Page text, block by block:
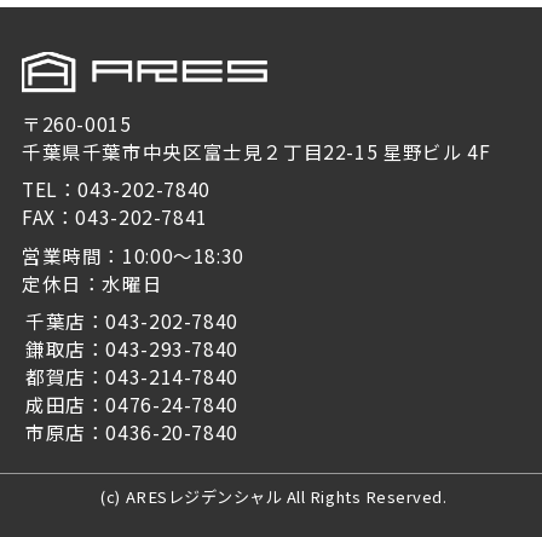
〒260-0015
千葉県千葉市中央区富士見２丁目22-15 星野ビル 4F
TEL：043-202-7840
FAX：043-202-7841
営業時間：10:00～18:30
定休日：水曜日
千葉店：043-202-7840
鎌取店：043-293-7840
都賀店：043-214-7840
成田店：0476-24-7840
市原店：0436-20-7840
(c) ARESレジデンシャル All Rights Reserved.